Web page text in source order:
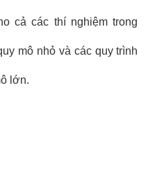
cả các thí nghiệm trong
mô nhỏ và các quy trình
lớn.